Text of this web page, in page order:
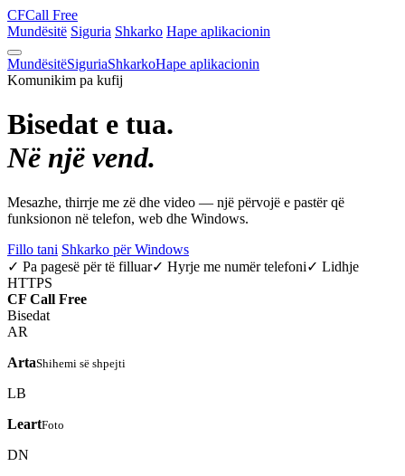
CFCall Free
Mundësitë Siguria Shkarko Hape aplikacionin
MundësitëSiguriaShkarkoHape aplikacionin
Komunikim pa kufij
Bisedat e tua.
Në një vend.
Mesazhe, thirrje me zë dhe video — një përvojë e pastër që
funksionon në telefon, web dhe Windows.
Fillo tani Shkarko për Windows
✓ Pa pagesë për të filluar✓ Hyrje me numër telefoni✓ Lidhje
HTTPS
CF Call Free
Bisedat
AR
ArtaShihemi së shpejti
LB
LeartFoto
DN